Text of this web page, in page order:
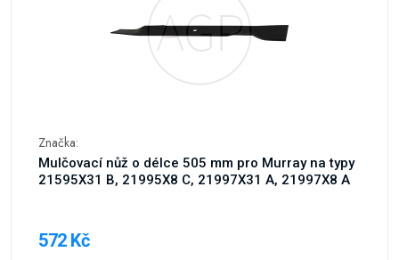
Značka:
Mulčovací nůž o délce 505 mm pro Murray na typy
21595X31 B, 21995X8 C, 21997X31 A, 21997X8 A
572 Kč